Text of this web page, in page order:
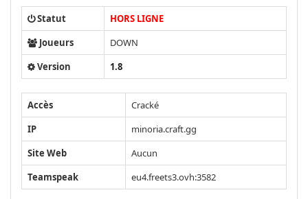
Statut
HORS LIGNE
Joueurs
DOWN
Version
1.8
Accès
Cracké
IP
minoria.craft.gg
Site Web
Aucun
Teamspeak
eu4.freets3.ovh:3582